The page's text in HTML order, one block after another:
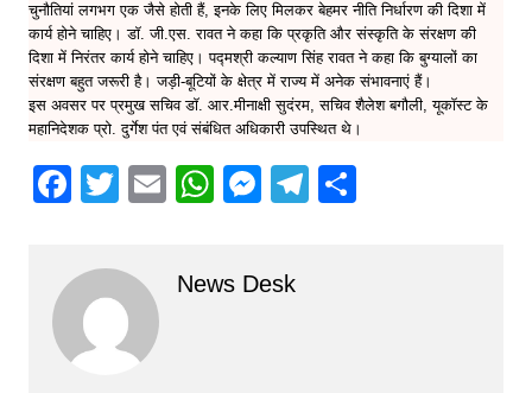
चुनौतियां लगभग एक जैसे होती हैं, इनके लिए मिलकर बेहमर नीति निर्धारण की दिशा में
कार्य होने चाहिए। डॉ. जी.एस. रावत ने कहा कि प्रकृति और संस्कृति के संरक्षण की
दिशा में निरंतर कार्य होने चाहिए। पद्मश्री कल्याण सिंह रावत ने कहा कि बुग्यालों का
संरक्षण बहुत जरूरी है। जड़ी-बूटियों के क्षेत्र में राज्य में अनेक संभावनाएं हैं।
इस अवसर पर प्रमुख सचिव डॉ. आर.मीनाक्षी सुदंरम, सचिव शैलेश बगौली, यूकॉस्ट के
महानिदेशक प्रो. दुर्गेश पंत एवं संबंधित अधिकारी उपस्थित थे।
F
c
e
b
o
T
itt
er
E W
s
M
s
T S
News Desk